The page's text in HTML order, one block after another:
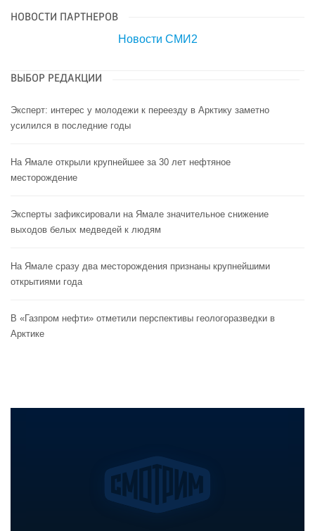
НОВОСТИ ПАРТНЕРОВ
Новости СМИ2
ВЫБОР РЕДАКЦИИ
Эксперт: интерес у молодежи к переезду в Арктику заметно
усилился в последние годы
На Ямале открыли крупнейшее за 30 лет нефтяное
месторождение
Эксперты зафиксировали на Ямале значительное снижение
выходов белых медведей к людям
На Ямале сразу два месторождения признаны крупнейшими
открытиями года
В «Газпром нефти» отметили перспективы геологоразведки в
Арктике